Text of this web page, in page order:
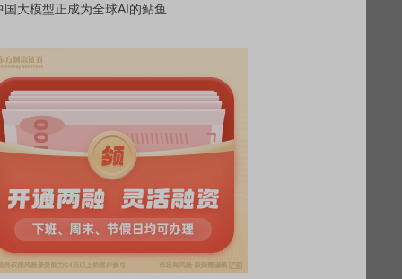
国大模型正成为全球AI的鲇鱼